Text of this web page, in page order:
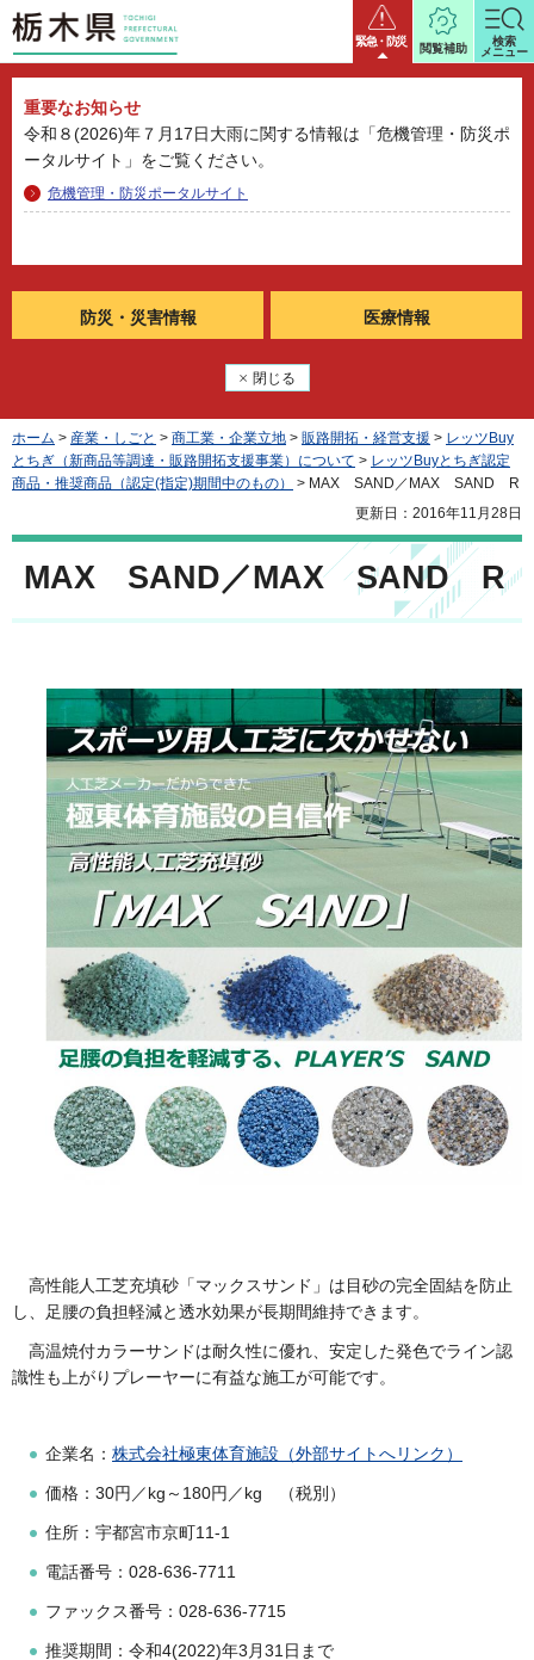
栃木県 緊急・防災
重要なお知らせ
令和８(2026)年７月17日大雨に関する情報は「危機管理・防災ポ
ータルサイト」をご覧ください。
危機管理・防災ポータルサイト
防災・ 災害情報 医療情報
閉じる
閲覧補助
検索
メニュー
ホーム > 産業・しごと > 商工業・企業立地 > 販路開拓・経営支援 > レッツBuy
とちぎ（新商品等調達・販路開拓支援事業）について > レッツBuyとちぎ認定
商品・推奨商品（認定(指定)期間中のもの）
> MAX SAND／MAX SAND R
更新日：2016年11月28日
MAX SAND／MAX SAND R
高性能人工芝充填砂「マックスサンド」は目砂の完全固結を防止
し、足腰の負担軽減と透水効果が長期間維持できます。
高温焼付カラーサンドは耐久性に優れ、安定した発色でライン認
識性も上がりプレーヤーに有益な施工が可能です。
企業名： 株式会社極東体育施設（外部サイトへリンク）
価格：30円／kg～180円／kg （税別）
住所：宇都宮市京町11-1
電話番号：028-636-7711
ファックス番号：028-636-7715
推奨期間：令和4(2022)年3月31日まで